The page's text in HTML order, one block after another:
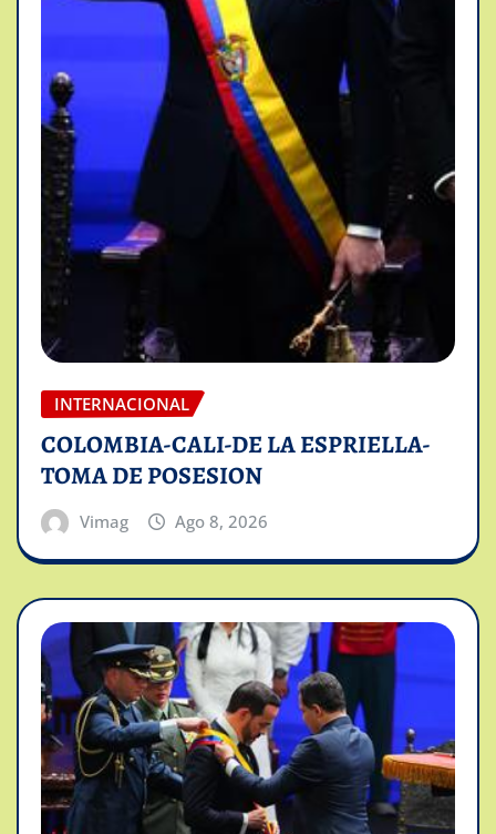
INTERNACIONAL
COLOMBIA-CALI-DE LA ESPRIELLA-
TOMA DE POSESION
Vimag Ago 8, 2026